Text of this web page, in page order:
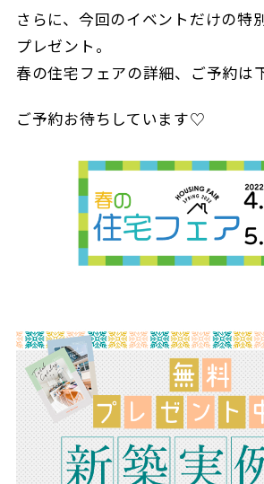
さらに、今回のイベントだけの特
プレゼント。
春の住宅フェアの詳細、ご予約は
ご予約お待ちしています♡